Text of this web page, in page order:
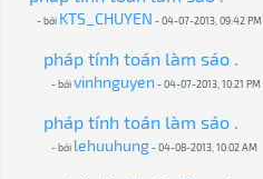
- bởi KTS_CHUYEN - 04-07-2013, 09:42 PM
pháp tính toán làm sáo .
- bởivinhnguyen - 04-07-2013, 10:21 PM
pháp tính toán làm sáo .
- bởi lehuuhung- 04-08-2013, 10:02 AM